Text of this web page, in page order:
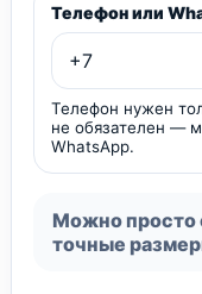
Телефон или
Телефон нужен
не обязателен —
WhatsApp.
Можно просто
точные